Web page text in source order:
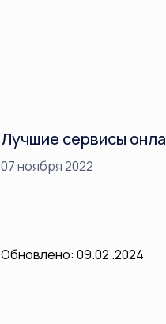
Лучшие сервисы
07 ноября 2022
Обновлено: 09.02 .2024